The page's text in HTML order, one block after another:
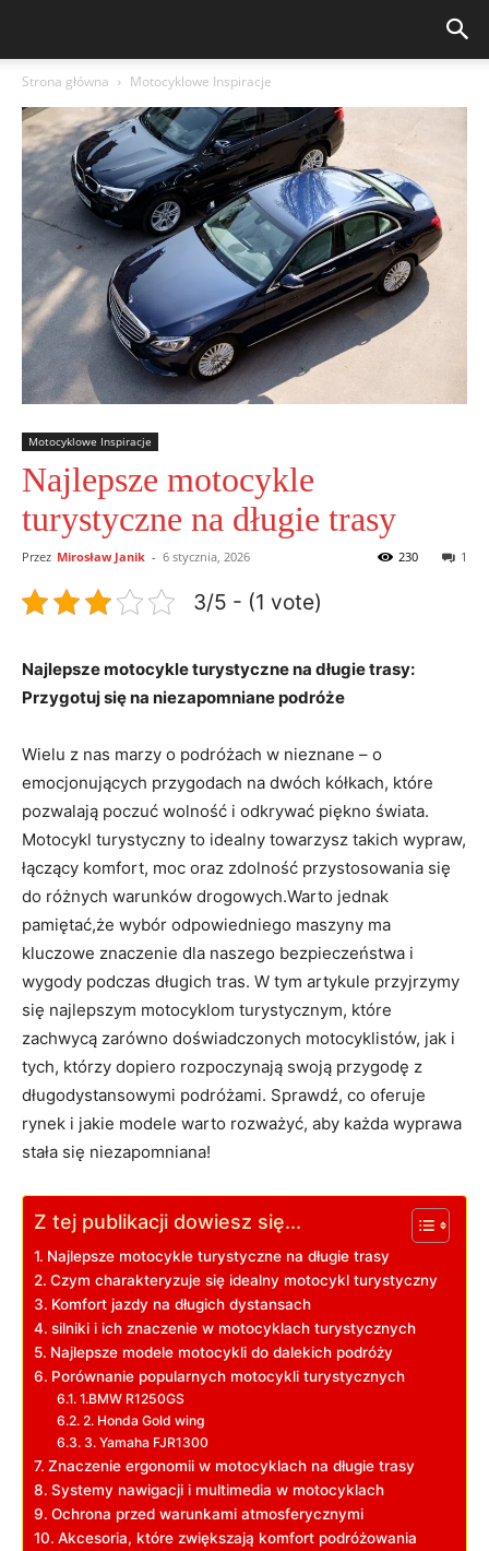
Strona główna Motocyklowe Inspiracje
Motocyklowe Inspiracje
Najlepsze motocykle
turystyczne na długie trasy
Przez Mirosław Janik - 6 stycznia, 2026 1
230
3/5 - (1 vote)
Najlepsze motocykle turystyczne na długie trasy:
Przygotuj się na niezapomniane podróże
Wielu z nas marzy o podróżach w nieznane – o
emocjonujących przygodach na dwóch kółkach, które
pozwalają poczuć wolność i odkrywać piękno świata.
Motocykl turystyczny to idealny towarzysz takich wypraw,
łączący komfort, moc oraz zdolność przystosowania się
do różnych warunków drogowych.Warto jednak
pamiętać,że wybór odpowiedniego maszyny ma
kluczowe znaczenie dla naszego bezpieczeństwa i
wygody podczas długich tras. W tym artykule przyjrzymy
się najlepszym motocyklom turystycznym, które
zachwycą zarówno doświadczonych motocyklistów, jak i
tych, którzy dopiero rozpoczynają swoją przygodę z
długodystansowymi podróżami. Sprawdź, co oferuje
rynek i jakie modele warto rozważyć, aby każda wyprawa
stała się niezapomniana!
Z tej publikacji dowiesz się...
Najlepsze motocykle turystyczne na długie trasy
Czym charakteryzuje się idealny motocykl turystyczny
Komfort jazdy na długich dystansach
silniki i ich znaczenie w motocyklach turystycznych
Najlepsze modele motocykli do dalekich podróży
Porównanie popularnych motocykli turystycznych
1.BMW R1250GS
2. Honda Gold wing
3. Yamaha FJR1300
Znaczenie ergonomii w motocyklach na długie trasy
Systemy nawigacji i multimedia w motocyklach
Ochrona przed warunkami atmosferycznymi
Akcesoria, które zwiększają komfort podróżowania